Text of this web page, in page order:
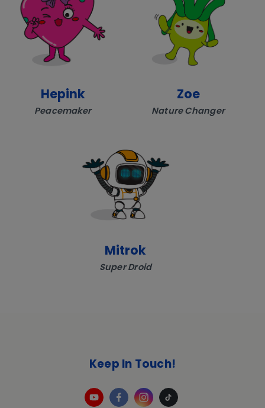
Hepink
Peacemaker
Zoe
Nature Changer
Mitrok
Super Droid
Keep In Touch!